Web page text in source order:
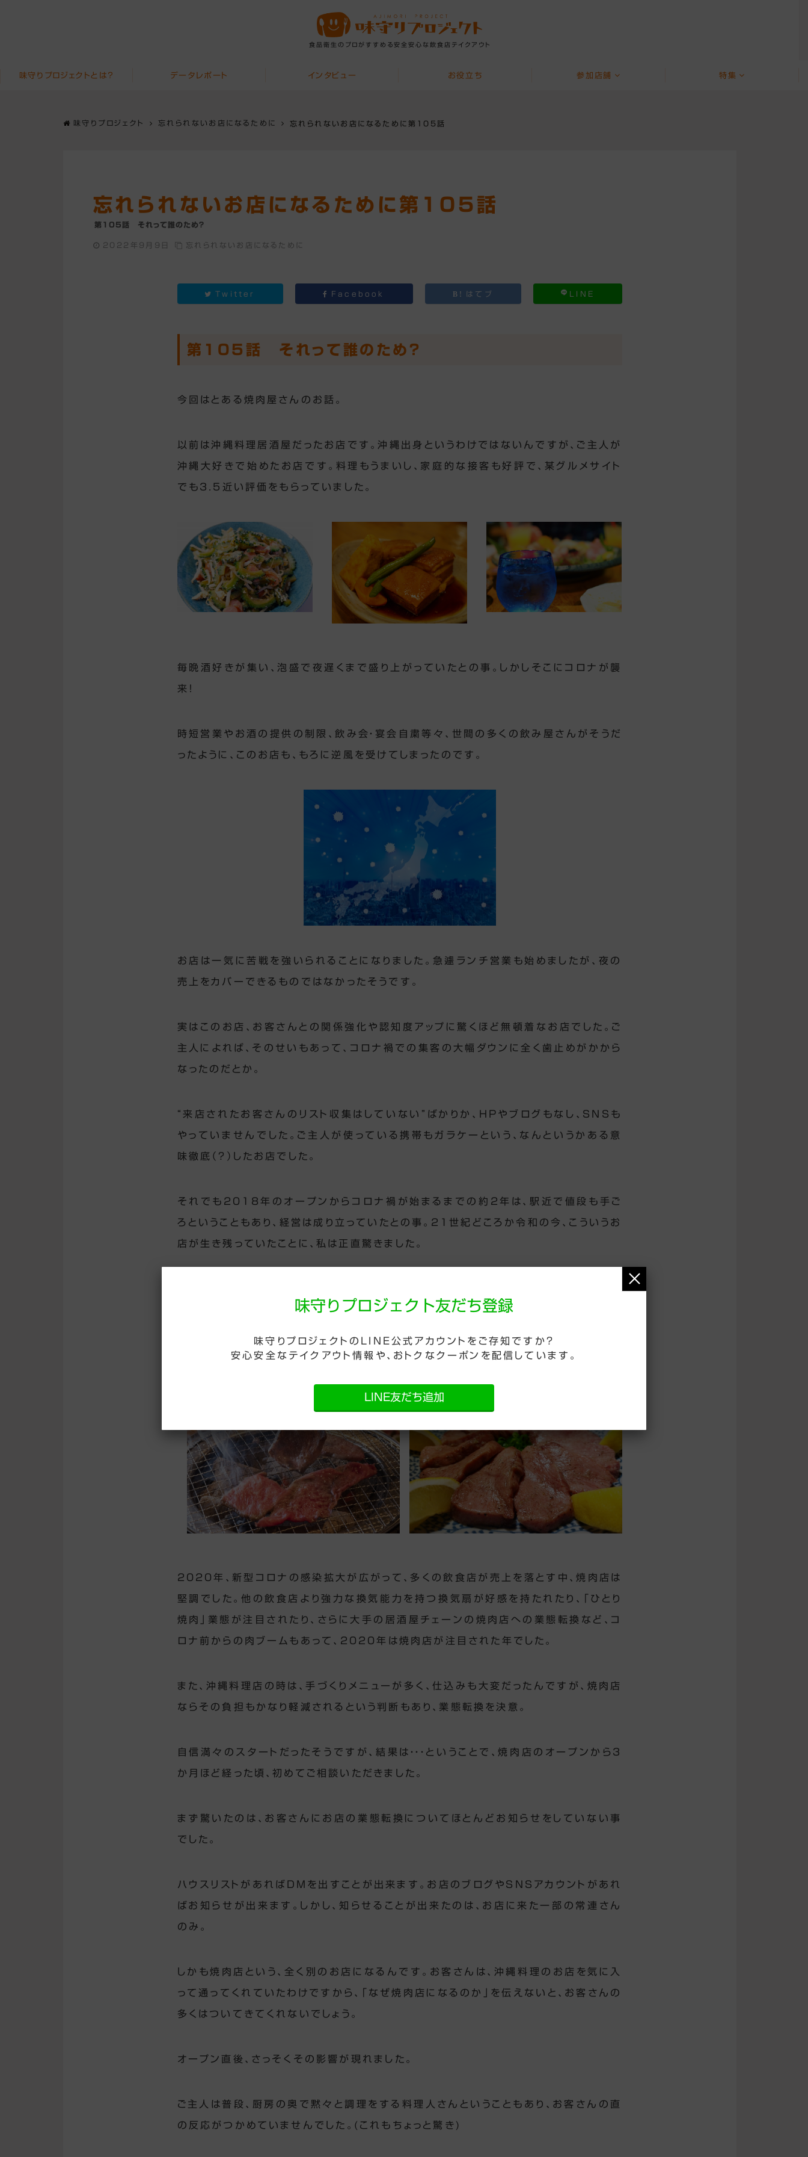
食品衛生のプロがすすめる安全安心な飲食店テイクアウト
味守りプロジェクトとは？ データレポート インタビュー お役立ち 参加店舗 特集
味守りプロジェクト 忘れられないお店になるために 忘れられないお店になるために第105話
忘れられないお店になるために第105話
第105話 それって誰のため？
2022年9月9日 忘れられないお店になるために
Twitter Facebook はてブ LINE
第105話 それって誰のため？
今回はとある焼肉屋さんのお話。
以前は沖縄料理居酒屋だったお店です。沖縄出身というわけではないんですが、ご主人が
沖縄大好きで始めたお店です。料理もうまいし、家庭的な接客も好評で、某グルメサイト
でも3.5近い評価をもらっていました。
毎晩酒好きが集い、泡盛で夜遅くまで盛り上がっていたとの事。しかしそこにコロナが襲
来！
時短営業やお酒の提供の制限、飲み会・宴会自粛等々、世間の多くの飲み屋さんがそうだ
ったように、このお店も、もろに逆風を受けてしまったのです。
お店は一気に苦戦を強いられることになりました。急遽ランチ営業も始めましたが、夜の
売上をカバーできるものではなかったそうです。
実はこのお店、お客さんとの関係強化や認知度アップに驚くほど無頓着なお店でした。ご
主人によれば、そのせいもあって、コロナ禍での集客の大幅ダウンに全く歯止めがかから
なったのだとか。
“来店されたお客さんのリスト収集はしていない”ばかりか、HPやブログもなし、SNSも
やっていませんでした。ご主人が使っている携帯もガラケーという、なんというかある意
味徹底（？）したお店でした。
それでも2018年のオープンからコロナ禍が始まるまでの約2年は、駅近で値段も手ご
ろということもあり、経営は成り立っていたとの事。21世紀どころか令和の今、こういうお
店が生き残っていたことに、私は正直驚きました。
焼肉店への業態転換
2020年、新型コロナの感染拡大が広がって、多くの飲食店が売上を落とす中、焼肉店は
堅調でした。他の飲食店より強力な換気能力を持つ換気扇が好感を持たれたり、「ひとり
焼肉」業態が注目されたり、さらに大手の居酒屋チェーンの焼肉店への業態転換など、コ
ロナ前からの肉ブームもあって、2020年は焼肉店が注目された年でした。
また、沖縄料理店の時は、手づくりメニューが多く、仕込みも大変だったんですが、焼肉店
ならその負担もかなり軽減されるという判断もあり、業態転換を決意。
自信満々のスタートだったそうですが、結果は・・・ということで、焼肉店のオープンから3
か月ほど経った頃、初めてご相談いただきました。
まず驚いたのは、お客さんにお店の業態転換についてほとんどお知らせをしていない事
でした。
ハウスリストがあればDMを出すことが出来ます。お店のブログやSNSアカウントがあれ
ばお知らせが出来ます。しかし、知らせることが出来たのは、お店に来た一部の常連さん
のみ。
しかも焼肉店という、全く別のお店になるんです。お客さんは、沖縄料理のお店を気に入
って通ってくれていたわけですから、「なぜ焼肉店になるのか」を伝えないと、お客さんの
多くはついてきてくれないでしょう。
オープン直後、さっそくその影響が現れました。
ご主人は普段、厨房の奥で黙々と調理をする料理人さんということもあり、お客さんの直
の反応がつかめていませんでした。(これもちょっと驚き)
味守りプロジェクト友だち登録
味守りプロジェクトのLINE公式アカウントをご存知ですか？
安心安全なテイクアウト情報や、おトクなクーポンを配信しています。
LINE友だち追加
×